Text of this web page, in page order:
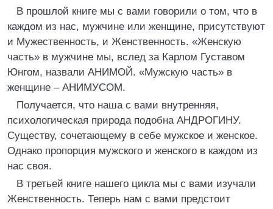
В прошлой книге мы с вами говорили о том, что в
каждом из нас, мужчине или женщине, присутствуют
и Мужественность, и Женственность. «Женскую
часть» в мужчине мы, вслед за Карлом Густавом
Юнгом, назвали АНИМОЙ. «Мужскую часть» в
женщине – АНИМУСОМ.
Получается, что наша с вами внутренняя,
психологическая природа подобна АНДРОГИНУ.
Существу, сочетающему в себе мужское и женское.
Однако пропорция мужского и женского в каждом из
нас своя.
В третьей книге нашего цикла мы с вами изучали
Женственность. Теперь нам с вами предстоит